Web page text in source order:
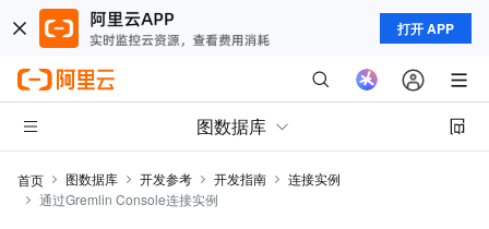
打开 APP
图数据库
首页 图数据库 开发参考 开发指南
连接实例
通过Gremlin Console连接实例